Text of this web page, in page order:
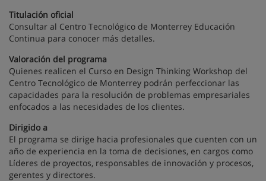
Titulación oficial
Consultar al Centro Tecnológico de Monterrey Educación
Continua para conocer más detalles.
Valoración del programa
Quienes realicen el Curso en Design Thinking Workshop del
Centro Tecnológico de Monterrey podrán perfeccionar las
capacidades para la resolución de problemas empresariales
enfocados a las necesidades de los clientes.
Dirigido a
El programa se dirige hacia profesionales que cuenten con un
año de experiencia en la toma de decisiones, en cargos como
Líderes de proyectos, responsables de innovación y procesos,
gerentes y directores.